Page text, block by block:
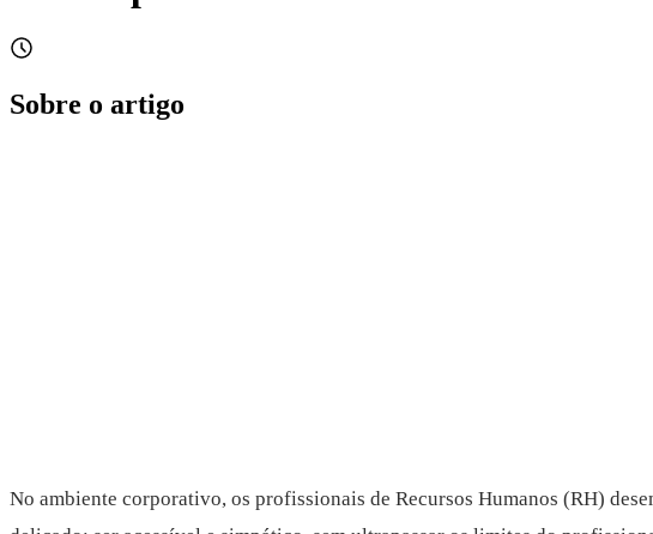
Sobre o artigo
No ambiente corporativo, os profissionais de Recursos Humanos (RH)